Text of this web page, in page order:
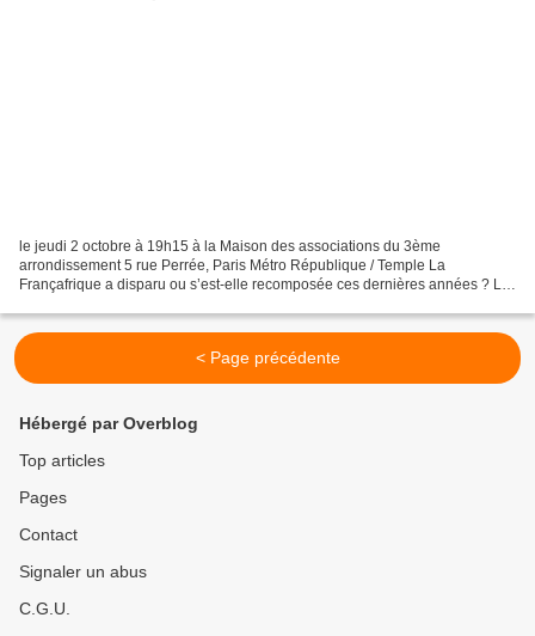
le jeudi 2 octobre à 19h15 à la Maison des associations du 3ème
arrondissement 5 rue Perrée, Paris Métro République / Temple La
Françafrique a disparu ou s’est-elle recomposée ces dernières années ? La
< Page précédente
Hébergé par Overblog
Top articles
Pages
Contact
Signaler un abus
C.G.U.